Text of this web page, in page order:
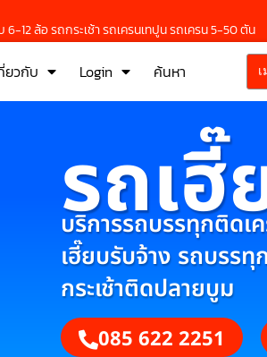
12 ล้อ รถกระเช้า รถเครนเทปูน รถเครน 5-50 ตัน
ยวกับ Login ค้นหา
รถเฮี๊
บริการรถบรรทุกติดเ
เฮี๊ยบรับจ้าง รถบรรทุ
กระเช้าติดปลายบูม
085 622 2251